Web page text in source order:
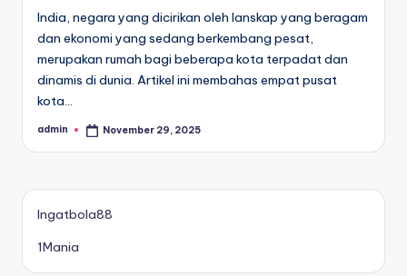
India, negara yang dicirikan oleh lanskap yang beragam
dan ekonomi yang sedang berkembang pesat,
merupakan rumah bagi beberapa kota terpadat dan
dinamis di dunia. Artikel ini membahas empat pusat
kota…
Posted
admin November 29, 2025
Ingatbola88
1Mania